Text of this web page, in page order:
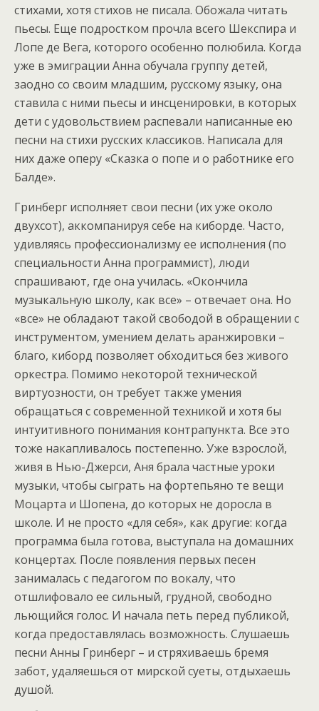
стихами, хотя стихов не писала. Обожала читать
пьесы. Еще подростком прочла всего Шекспира и
Лопе де Вега, которого особенно полюбила. Когда
уже в эмиграции Анна обучала группу детей,
заодно со своим младшим, русскому языку, она
ставила с ними пьесы и инсценировки, в которых
дети с удовольствием распевали написанные ею
песни на стихи русских классиков. Написала для
них даже оперу «Сказка о попе и о работнике его
Балде».
Гринберг исполняет свои песни (их уже около
двухсот), аккомпанируя себе на киборде. Часто,
удивляясь профессионализму ее исполнения (по
специальности Анна программист), люди
спрашивают, где она училась. «Окончила
музыкальную школу, как все» – отвечает она. Но
«все» не обладают такой свободой в обращении с
инструментом, умением делать аранжировки –
благо, киборд позволяет обходиться без живого
оркестра. Помимо некоторой технической
виртуозности, он требует также умения
обращаться с современной техникой и хотя бы
интуитивного понимания контрапункта. Все это
тоже накапливалось постепенно. Уже взрослой,
живя в Нью-Джерси, Аня брала частные уроки
музыки, чтобы сыграть на фортепьяно те вещи
Моцарта и Шопена, до которых не доросла в
школе. И не просто «для себя», как другие: когда
программа была готова, выступала на домашних
концертах. После появления первых песен
занималась с педагогом по вокалу, что
отшлифовало ее сильный, грудной, свободно
льющийся голос. И начала петь перед публикой,
когда предоставлялась возможность. Слушаешь
песни Анны Гринберг – и стряхиваешь бремя
забот, удаляешься от мирской суеты, отдыхаешь
душой.